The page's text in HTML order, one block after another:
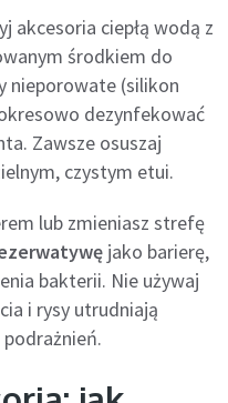
akcesoria ciepłą wodą z
środkiem do
nieporowate (silikon
dezynfekować
Zawsze osuszaj
czystym etui.
lub zmieniasz strefę
jako barierę,
bakterii. Nie używaj
i rysy utrudniają